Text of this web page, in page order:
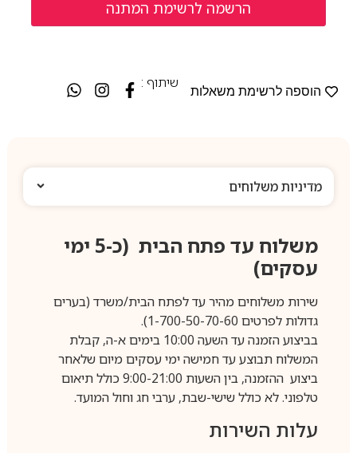
הוספה לרשימת משאלות
שיתוף :
מדיניות משלוחים
משלוח עד פתח הבית (כ-5 ימי
עסקים)
שירות משלוחים מהיר עד לפתח הבית/משרד (בערים
גדולות לפרטים 1-700-50-70-60).
בביצוע הזמנה עד השעה 10:00 בימים א-ה, קבלת
המשלוח תבוצע עד חמישה ימי עסקים מיום שלאחר
ביצוע ההזמנה, בין השעות 9:00-21:00 כולל תיאום
טלפוני. לא כולל שישי-שבת, ערבי חג וחול המועד.
עלות השירות